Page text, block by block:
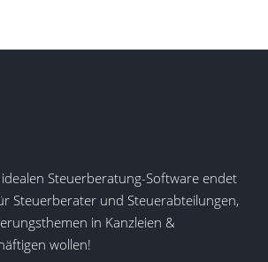
Steuerberatung-Software endet
Steuerberater und Steuerabteilungen,
in Kanzleien &
wollen!